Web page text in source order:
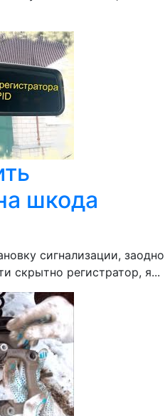
шкода
сигнализации, заодно
скрытно регистратор, я...